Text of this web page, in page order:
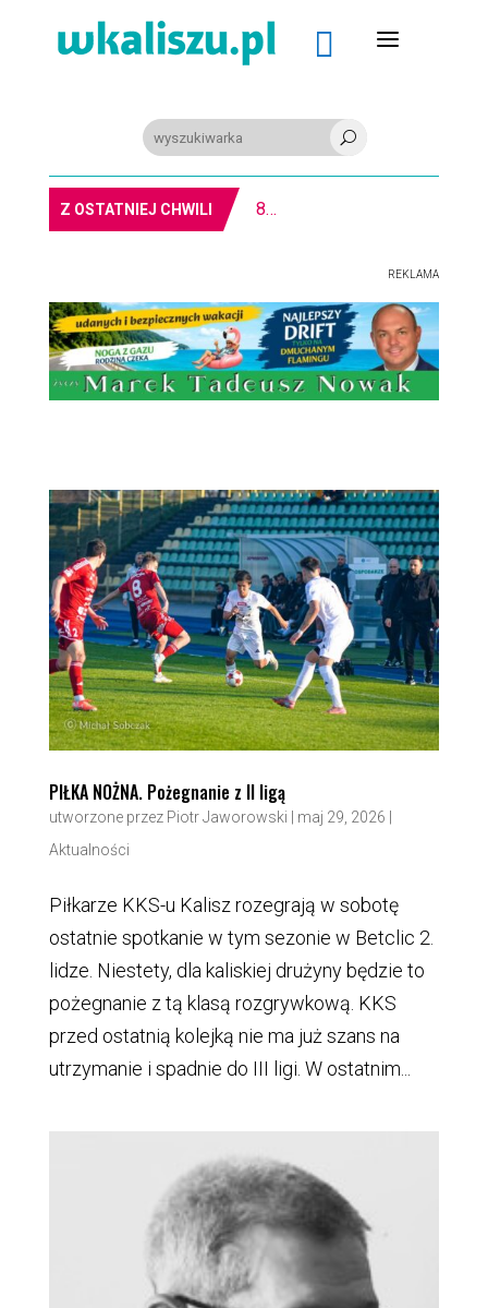
 a
U
Z OSTATNIEJ CHWILI
REKLAMA
PIŁKA NOŻNA. Pożegnanie z II ligą
utworzone przez Piotr Jaworowski maj 29, 2026
Aktualności
Piłkarze KKS-u Kalisz rozegrają w sobotę
ostatnie spotkanie w tym sezonie w Betclic 2.
lidze. Niestety, dla kaliskiej drużyny będzie to
pożegnanie z tą klasą rozgrywkową. KKS
przed ostatnią kolejką nie ma już szans na
utrzymanie i spadnie do III ligi. W ostatnim...